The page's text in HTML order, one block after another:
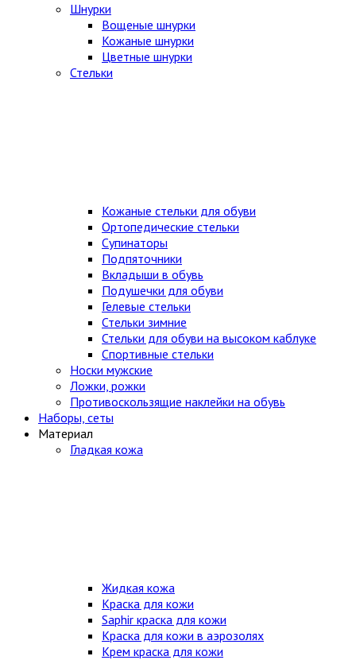
Шнурки
Вощеные шнурки
Кожаные шнурки
Цветные шнурки
Стельки
Кожаные стельки для обуви
Ортопедические стельки
Супинаторы
Подпяточники
Вкладыши в обувь
Подушечки для обуви
Гелевые стельки
Стельки зимние
Стельки для обуви на высоком каблуке
Спортивные стельки
Носки мужские
Ложки, рожки
Противоскользящие наклейки на обувь
Наборы, сеты
Материал
Гладкая кожа
Жидкая кожа
Краска для кожи
Saphir краска для кожи
Краска для кожи в аэрозолях
Крем краска для кожи